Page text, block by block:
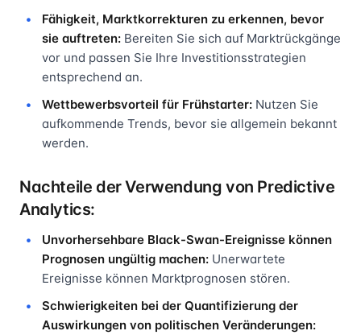
Fähigkeit, Marktkorrekturen zu erkennen, bevor
sie auftreten: Bereiten Sie sich auf Marktrückgänge
vor und passen Sie Ihre Investitionsstrategien
entsprechend an.
Wettbewerbsvorteil für Frühstarter: Nutzen Sie
aufkommende Trends, bevor sie allgemein bekannt
werden.
Nachteile der Verwendung von Predictive
Analytics:
Unvorhersehbare Black-Swan-Ereignisse können
Prognosen ungültig machen: Unerwartete
Ereignisse können Marktprognosen stören.
Schwierigkeiten bei der Quantifizierung der
Auswirkungen von politischen Veränderungen: